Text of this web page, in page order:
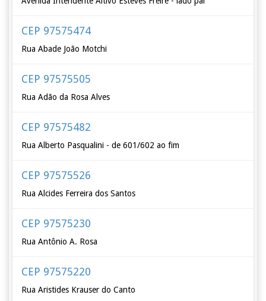
CEP 97575474
Rua Abade João Motchi
CEP 97575505
Rua Adão da Rosa Alves
CEP 97575482
Rua Alberto Pasqualini - de 601/602 ao fim
CEP 97575526
Rua Alcides Ferreira dos Santos
CEP 97575230
Rua Antônio A. Rosa
CEP 97575220
Rua Aristides Krauser do Canto